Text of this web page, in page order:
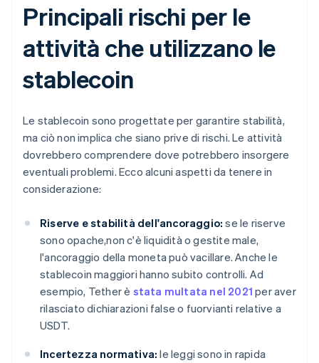
Principali rischi per le
attività che utilizzano le
stablecoin
Le stablecoin sono progettate per garantire stabilità,
ma ciò non implica che siano prive di rischi. Le attività
dovrebbero comprendere dove potrebbero insorgere
eventuali problemi. Ecco alcuni aspetti da tenere in
considerazione:
Riserve e stabilità dell'ancoraggio: se le riserve
sono opache,non c'è liquidità o gestite male,
l'ancoraggio della moneta può vacillare. Anche le
stablecoin maggiori hanno subito controlli. Ad
esempio, Tether è stata multata nel 2021 per aver
rilasciato dichiarazioni false o fuorvianti relative a
USDT.
Incertezza normativa: le leggi sono in rapida